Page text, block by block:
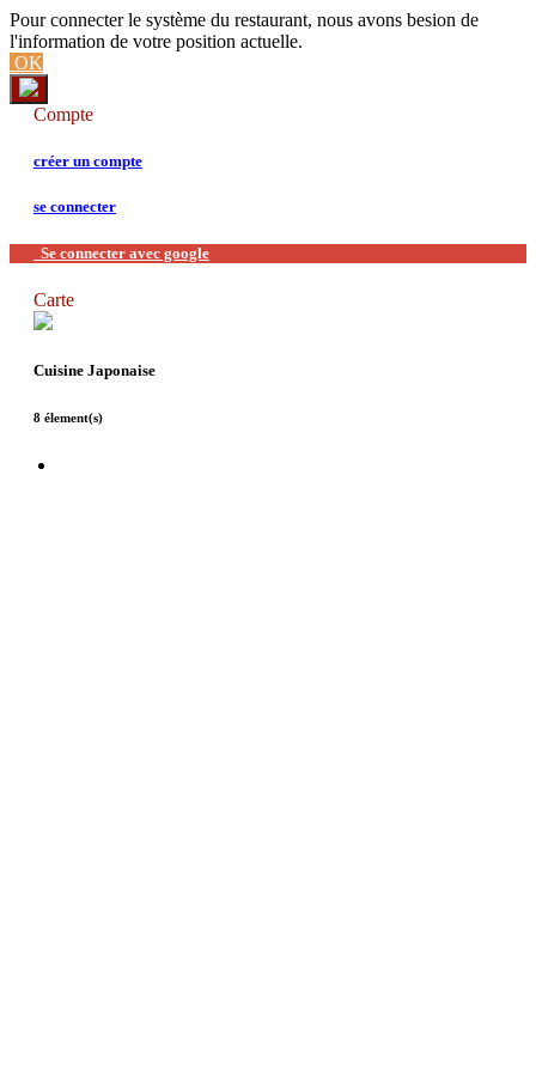
Pour connecter le système du restaurant, nous avons besion de
l'information de votre position actuelle.
OK
Compte
créer un compte
se connecter
Se connecter avec google
Carte
Cuisine Japonaise
8 élement(s)